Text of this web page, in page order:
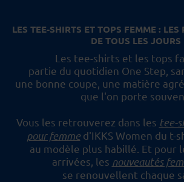
LES TEE-SHIRTS ET TOPS FEMME : LES
DE TOUS LES JOURS
Les tee-shirts et les tops
partie du quotidien One Step,
une bonne coupe, une matière
que l'on porte
Vous les retrouverez dans les tee-
pour femmed'IKKS Women du t-
au modèle plus habillé. Et pour
arrivées, les nouveautés
se renouvellent chaque